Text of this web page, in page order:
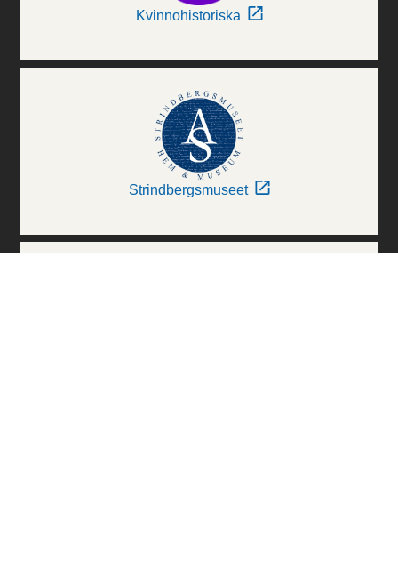
Kvinnohistoriska
Strindbergsmuseet